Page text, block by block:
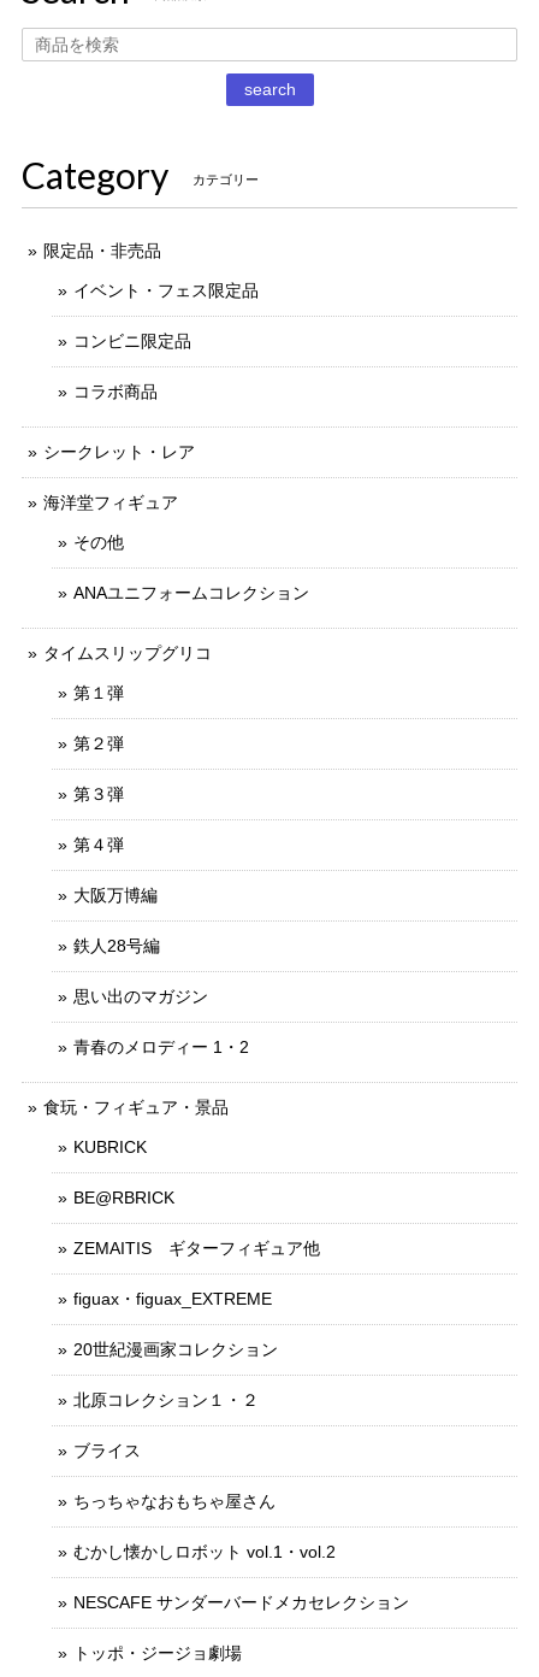
丁寧な梱包で本日受け取りました。 だるまストーブ探してた
のでとても嬉しいです 扇風機もブタの蚊取り線香も可愛いで
search
Category カテゴリー
限定品・非売品
イベント・フェス限定品
コンビニ限定品
コラボ商品
シークレット・レア
海洋堂フィギュア
その他
ANAユニフォームコレクション
タイムスリップグリコ
第１弾
第２弾
第３弾
第４弾
大阪万博編
鉄人28号編
思い出のマガジン
青春のメロディー 1・2
食玩・フィギュア・景品
KUBRICK
BE@RBRICK
ZEMAITIS ギターフィギュア他
figuax・figuax_EXTREME
20世紀漫画家コレクション
北原コレクション１・２
ブライス
ちっちゃなおもちゃ屋さん
むかし懐かしロボット vol.1・vol.2
NESCAFE サンダーバードメカセレクション
トッポ・ジージョ劇場